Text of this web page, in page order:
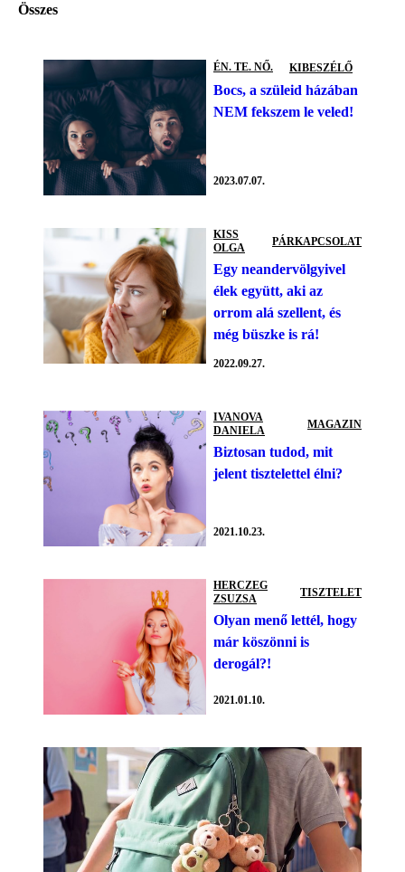
Összes
ÉN. TE. NŐ. KIBESZÉLŐ
Bocs, a szüleid házában
NEM fekszem le veled!
2023.07.07.
KISS
OLGA
PÁRKAPCSOLAT
Egy neandervölgyivel
élek együtt, aki az
orrom alá szellent, és
még büszke is rá!
2022.09.27.
IVANOVA
DANIELA
MAGAZIN
Biztosan tudod, mit
jelent tisztelettel élni?
2021.10.23.
HERCZEG
ZSUZSA
TISZTELET
Olyan menő lettél, hogy
már köszönni is
derogál?!
2021.01.10.